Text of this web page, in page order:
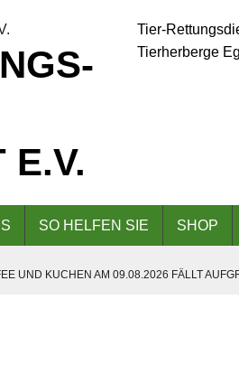
E.V.
Tier-
Tierherberge
SO HELFEN SIE SHOP
UND KUCHEN AM 09.08.2026 FÄLLT